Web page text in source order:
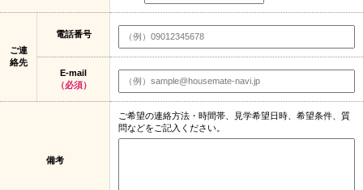
ご連
絡先
電話番号
E-mail
（必須）
備考
ご希望の連絡方法・時間帯、見学希望日時、希望条件、質
問などをご記入ください。